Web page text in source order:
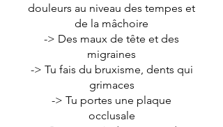
douleurs au niveau des tempes et
de la mâchoire
-> Des maux de tête et des
migraines
-> Tu fais du bruxisme, dents qui
grimaces
-> Tu portes une plaque
occlusale